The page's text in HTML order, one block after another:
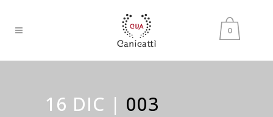
0
16 DIC | 003